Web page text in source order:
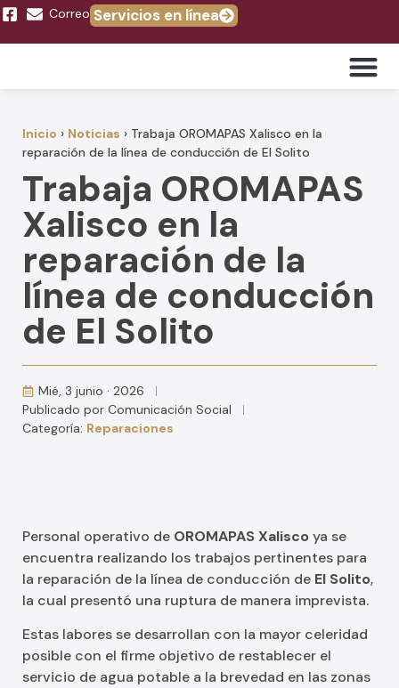
Correo Servicios en línea
Inicio › Noticias › Trabaja OROMAPAS Xalisco en la
reparación de la línea de conducción de El Solito
Trabaja OROMAPAS
Xalisco en la
reparación de la
línea de conducción
de El Solito
Mié, 3 junio · 2026
Publicado por Comunicación Social
Categoría: Reparaciones
Personal operativo de OROMAPAS Xalisco ya se
encuentra realizando los trabajos pertinentes para
la reparación de la línea de conducción de El Solito,
la cual presentó una ruptura de manera imprevista.
Estas labores se desarrollan con la mayor celeridad
posible con el firme objetivo de restablecer el
servicio de agua potable a la brevedad en las zonas